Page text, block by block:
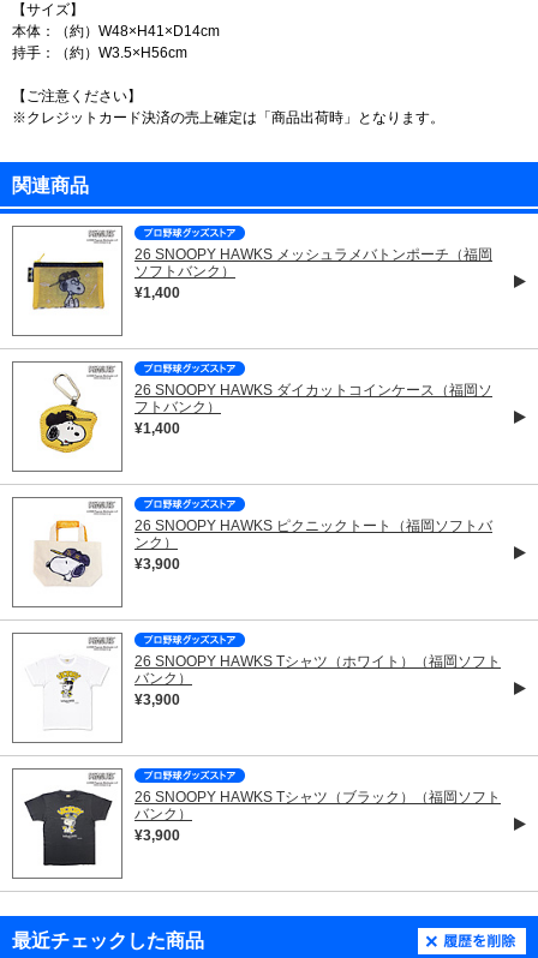
【サイズ】
本体：（約）W48×H41×D14cm
持手：（約）W3.5×H56cm
【ご注意ください】
※クレジットカード決済の売上確定は「商品出荷時」となります。
関連商品
26 SNOOPY HAWKS メッシュラメバトンポーチ（福岡
ソフトバンク）
¥1,400
26 SNOOPY HAWKS ダイカットコインケース（福岡ソ
フトバンク）
¥1,400
26 SNOOPY HAWKS ピクニックトート（福岡ソフトバ
ンク）
¥3,900
26 SNOOPY HAWKS Tシャツ（ホワイト）（福岡ソフト
バンク）
¥3,900
26 SNOOPY HAWKS Tシャツ（ブラック）（福岡ソフト
バンク）
¥3,900
最近チェックした商品